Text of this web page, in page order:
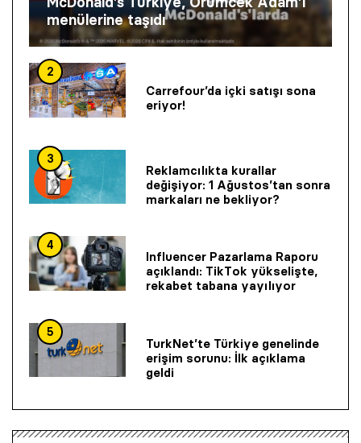
menülerine taşıdı
2
Carrefour’da içki satışı sona
eriyor!
3
Reklamcılıkta kurallar
değişiyor: 1 Ağustos’tan sonra
markaları ne bekliyor?
4
Influencer Pazarlama Raporu
açıklandı: TikTok yükselişte,
rekabet tabana yayılıyor
5
TurkNet’te Türkiye genelinde
erişim sorunu: İlk açıklama
geldi